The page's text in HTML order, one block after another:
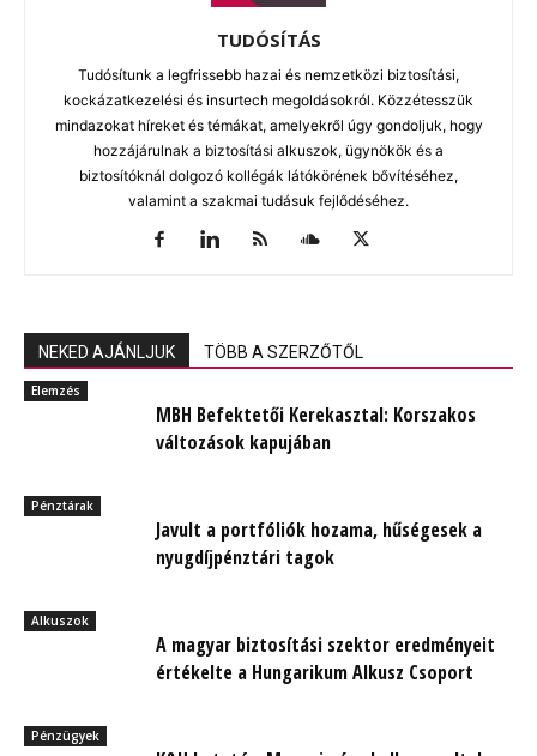
TUDÓSÍTÁS
Tudósítunk a legfrissebb hazai és nemzetközi biztosítási,
kockázatkezelési és insurtech megoldásokról. Közzétesszük
mindazokat híreket és témákat, amelyekről úgy gondoljuk, hogy
hozzájárulnak a biztosítási alkuszok, ügynökök és a
biztosítóknál dolgozó kollégák látókörének bővítéséhez,
valamint a szakmai tudásuk fejlődéséhez.
NEKED AJÁNLJUK TÖBB A SZERZŐTŐL
Elemzés
MBH Befektetői Kerekasztal: Korszakos
változások kapujában
Pénztárak
Javult a portfóliók hozama, hűségesek a
nyugdíjpénztári tagok
Alkuszok
A magyar biztosítási szektor eredményeit
értékelte a Hungarikum Alkusz Csoport
Pénzügyek